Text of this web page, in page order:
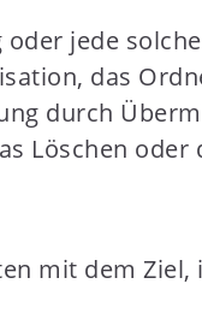
jede
das
durch
Löschen oder
mit dem